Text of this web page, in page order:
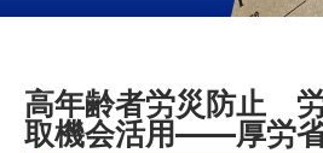
高年齢者労災防止
取機会活用――厚労